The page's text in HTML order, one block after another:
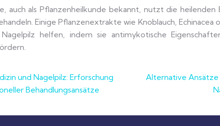
auch als Pflanzenheilkunde bekannt, nutzt die heilenden
Einige Pflanzenextrakte wie Knoblauch,
helfen, indem sie antimykotische
und Nagelpilz: Erforschung
Behandlungsansätze
Alternative Ansätze